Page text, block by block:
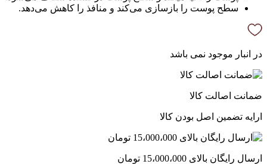
سطح پوست را بازسازی می‌کند و منافذ را کاهش می‌دهد.
در انبار موجود نمی باشد
ضمانت اصالت کالا
ارایه تضمین اصل بودن کالا
ارسال رایگان بالای 15،000،000 تومان